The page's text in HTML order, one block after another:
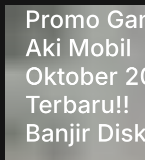
Promo
Aki Mobil
Oktober
Terbaru!!
Banjir